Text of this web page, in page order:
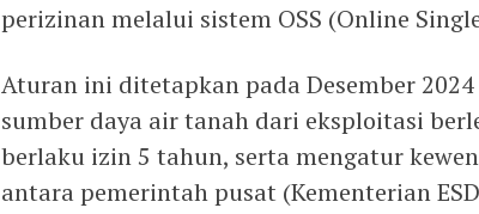
perizinan melalui sistem OSS (Online
Aturan ini ditetapkan pada Desember
sumber daya air tanah dari eksploitasi
berlaku izin 5 tahun, serta mengatur
antara pemerintah pusat (Kementerian